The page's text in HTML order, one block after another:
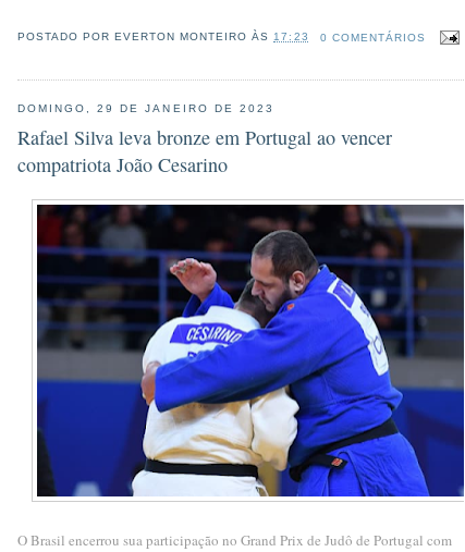
POSTADO POR EVERTON MONTEIRO ÀS17:23 0 COMENTÁRIOS
DOMINGO, 29 DE JANEIRO DE 2023
Rafael Silva leva bronze em Portugal ao vencer
compatriota João Cesarino
O Brasil encerrou sua participação no Grand Prix de Judô de Portugal com